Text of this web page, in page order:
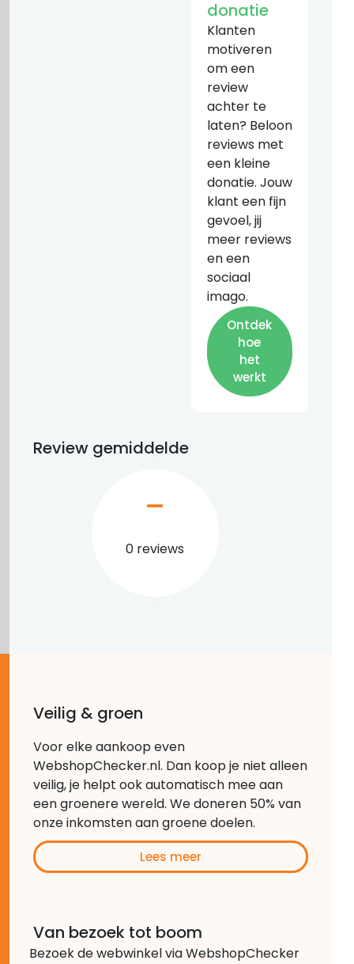
donatie
Klanten
motiveren
om een
review
achter te
laten? Beloon
reviews met
een kleine
donatie. Jouw
klant een fijn
gevoel, jij
meer reviews
en een
sociaal
imago.
Ontdek
hoe
het
werkt
Review gemiddelde
0 reviews
–
Veilig & groen
Voor elke aankoop even
WebshopChecker.nl. Dan koop je niet alleen
veilig, je helpt ook automatisch mee aan
een groenere wereld. We doneren 50% van
onze inkomsten aan groene doelen.
Lees meer
Van bezoek tot boom
Bezoek de webwinkel via WebshopChecker